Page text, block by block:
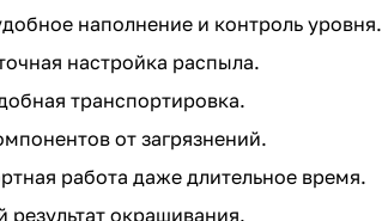
наполнение и контроль уровня.
настройка распыла.
транспортировка.
от загрязнений.
работа даже длительное время.
окрашивания.